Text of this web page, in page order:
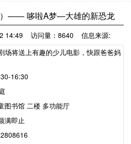
）—— 哆啦A梦—大雄的新恐龙
14:49 访问量：8640 信息来源:
场将送上有趣的少儿电影，快跟爸爸妈
16:30
图书馆 二楼 多功能厅
满即止